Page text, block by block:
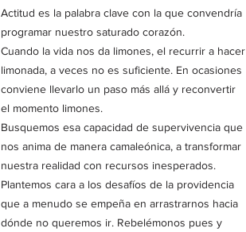
Actitud es la palabra clave con la que convendría
programar nuestro saturado corazón.
Cuando la vida nos da limones, el recurrir a hacer
limonada, a veces no es suficiente. En ocasiones
conviene llevarlo un paso más allá y reconvertir
el momento limones.
Busquemos esa capacidad de supervivencia que
nos anima de manera camaleónica, a transformar
nuestra realidad con recursos inesperados.
Plantemos cara a los desafíos de la providencia
que a menudo se empeña en arrastrarnos hacia
dónde no queremos ir. Rebelémonos pues y